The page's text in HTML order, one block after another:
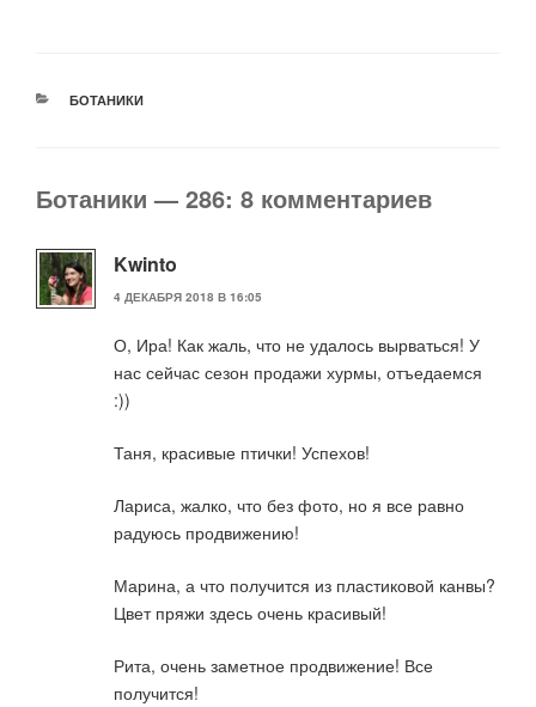
РУБРИКИ
БОТАНИКИ
Ботаники — 286: 8 комментариев
Kwinto
4 ДЕКАБРЯ 2018 В 16:05
О, Ира! Как жаль, что не удалось вырваться! У
нас сейчас сезон продажи хурмы, отъедаемся
:))
Таня, красивые птички! Успехов!
Лариса, жалко, что без фото, но я все равно
радуюсь продвижению!
Марина, а что получится из пластиковой канвы?
Цвет пряжи здесь очень красивый!
Рита, очень заметное продвижение! Все
получится!